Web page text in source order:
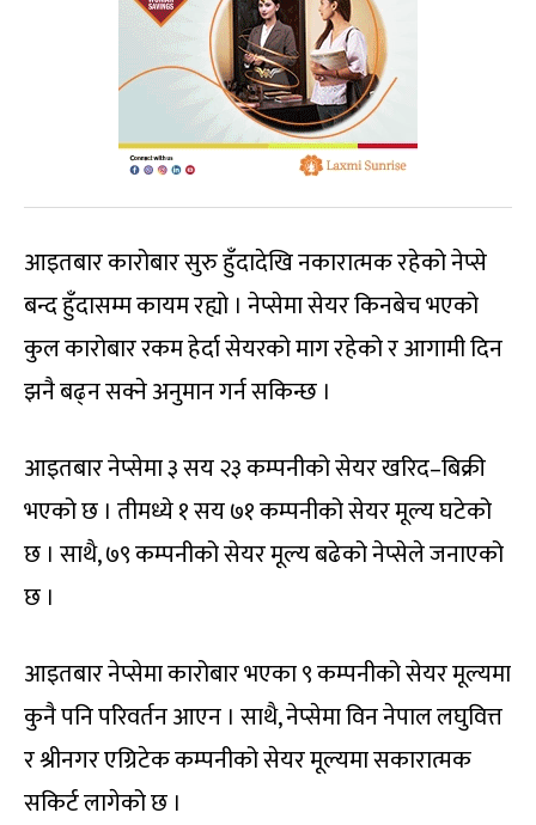
आइतबार कारोबार सुरु हुँदादेखि नकारात्मक रहेको नेप्से
बन्द हुँदासम्म कायम रह्यो । नेप्सेमा सेयर किनबेच भएको
कुल कारोबार रकम हेर्दा सेयरको माग रहेको र आगामी दिन
झनै बढ्न सक्ने अनुमान गर्न सकिन्छ ।
आइतबार नेप्सेमा ३ सय २३ कम्पनीको सेयर खरिद–बिक्री
भएको छ । तीमध्ये १ सय ७१ कम्पनीको सेयर मूल्य घटेको
छ । साथै, ७९ कम्पनीको सेयर मूल्य बढेको नेप्सेले जनाएको
छ ।
आइतबार नेप्सेमा कारोबार भएका ९ कम्पनीको सेयर मूल्यमा
कुनै पनि परिवर्तन आएन । साथै, नेप्सेमा विन नेपाल लघुवित्त
र श्रीनगर एग्रिटेक कम्पनीको सेयर मूल्यमा सकारात्मक
सकिर्ट लागेको छ ।